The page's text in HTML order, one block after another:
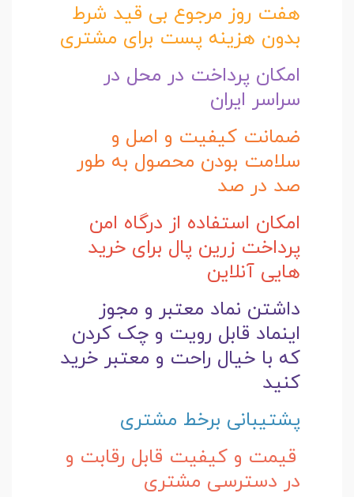
هفت روز مرجوع بی قید شرط
بدون هزینه پست برای مشتری
امکان پرداخت در محل در
سراسر ایران
ضمانت کیفیت و اصل و
سلامت بودن محصول به طور
صد در صد
امکان استفاده از درگاه امن
پرداخت زرین پال برای خرید
هایی آنلاین
داشتن نماد معتبر و مجوز
اینماد قابل رویت و چک کردن
که با خیال راحت و معتبر خرید
کنید
پشتیبانی برخط مشتری
قیمت و کیفیت قابل رقابت و
در دسترسی مشتری